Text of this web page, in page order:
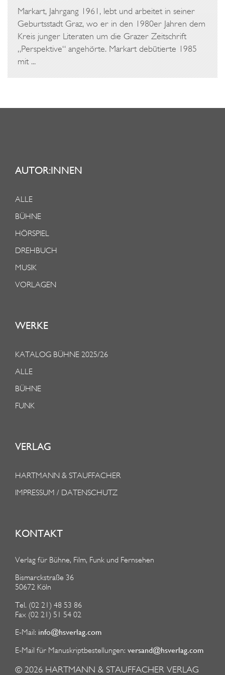
Markart, Jahrgang 1961, lebt und arbeitet in seiner
Geburtsstadt Graz, wo er in den 1980er Jahren dem
Kreis junger Literaten um die Grazer Zeitschrift
„Perspektive“ angehörte. Markart debütierte 1985
mit ...
AUTOR:INNEN
ALLE
BÜHNE
HÖRSPIEL
DREHBUCH
MUSIK
VORLAGEN
WERKE
KATALOG BÜHNE 2025/26
ALLE
BÜHNE
FUNK
VERLAG
HARTMANN & STAUFFACHER
IMPRESSUM / DATENSCHUTZ
KONTAKT
Verlag für Bühne, Film, Funk und Fernsehen
Bismarckstraße 36
50672 Köln
Tel. (02 21) 48 53 86
Fax (02 21) 51 54 02
E-Mail: info@hsverlag.com
E-Mail für Manuskriptbestellungen: versand@hsverlag.com
© 2026 HARTMANN & STAUFFACHER VERLAG